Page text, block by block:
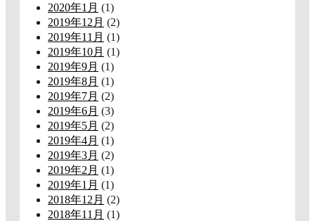
2020年1月 (1)
2019年12月 (2)
2019年11月 (1)
2019年10月 (1)
2019年9月 (1)
2019年8月 (1)
2019年7月 (2)
2019年6月 (3)
2019年5月 (2)
2019年4月 (1)
2019年3月 (2)
2019年2月 (1)
2019年1月 (1)
2018年12月 (2)
2018年11月 (1)